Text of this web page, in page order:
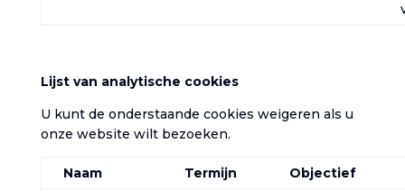
‎Lijst van analytische cookies‎
‎U kunt de onderstaande cookies weigeren als u
onze website wilt bezoeken.‎
Naam Termijn Objectief